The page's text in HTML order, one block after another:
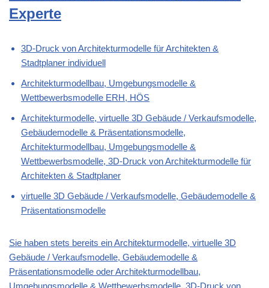
Experte
3D-Druck von Architekturmodelle für Architekten &
Stadtplaner individuell
Architekturmodellbau, Umgebungsmodelle &
Wettbewerbsmodelle ERH, HÖS
Architekturmodelle, virtuelle 3D Gebäude / Verkaufsmodelle,
Gebäudemodelle & Präsentationsmodelle,
Architekturmodellbau, Umgebungsmodelle &
Wettbewerbsmodelle, 3D-Druck von Architekturmodelle für
Architekten & Stadtplaner
virtuelle 3D Gebäude / Verkaufsmodelle, Gebäudemodelle &
Präsentationsmodelle
Sie haben stets bereits ein Architekturmodelle, virtuelle 3D
Gebäude / Verkaufsmodelle, Gebäudemodelle &
Präsentationsmodelle oder Architekturmodellbau,
Umgebungsmodelle & Wettbewerbsmodelle, 3D-Druck von